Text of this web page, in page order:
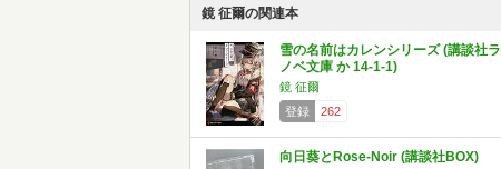
鏡 征爾の関連本
雪の名前はカレンシリーズ (講談社ラ
ノベ文庫 か 14-1-1)
鏡 征爾
登録
262
向日葵とRose-Noir (講談社BOX)